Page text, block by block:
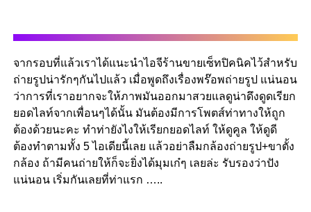
จากรอบที่แล้วเราได้แนะนำไอจีร้านขายเซ็ทปิคนิคไว้สำหรับ
ถ่ายรูปน่ารักๆกันไปแล้ว เมื่อพูดถึงเรื่องพร๊อพถ่ายรูป แน่นอน
ว่าการที่เราอยากจะให้ภาพมันออกมาสวยแลดูน่าดึงดูดเรียก
ยอดไลท์จากเพื่อนๆได้นั้น มันต้องมีการโพตส์ท่าทางให้ถูก
ต้องด้วยนะคะ ทำท่ายังไงให้เรียกยอดไลท์ ให้ดูคูล ให้ดูดี
ต้องทำตามทั้ง 5 ไอเดียนี้เลย แล้วอย่าลืมกล้องถ่ายรูป+ขาตั้ง
กล้อง ถ้ามีคนถ่ายให้ก็จะยิ่งได้มุมเก๋ๆ เลยล่ะ รับรองว่าปัง
แน่นอน เริ่มกันเลยที่ท่าแรก …..